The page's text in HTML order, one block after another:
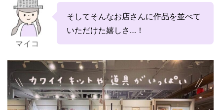
マイコ
そしてそんなお店さんに作品を並べて
いただけた嬉しさ…！